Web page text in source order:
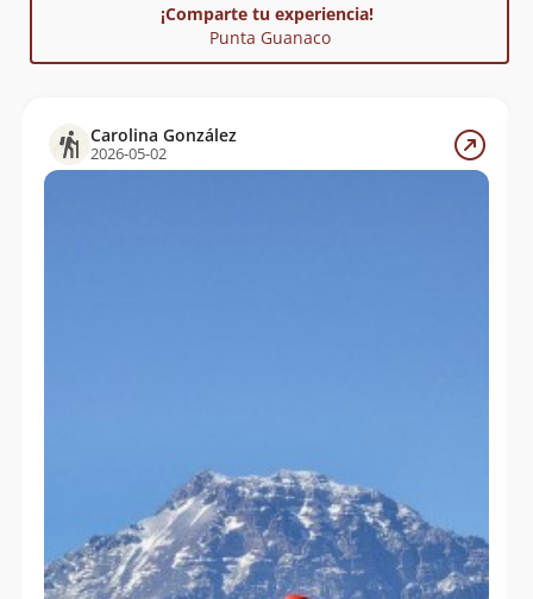
Nelson Vergara Triviño
02/08/14
Álvaro Vivanco
Rodrigo Morales
Erika Salgado , Pablo Chacon
16/07/09 Álvaro Vivanco
06/09/08 Álvaro Vivanco
¡Comparte tu experiencia!
Punta Guanaco
Carolina González
2026-05-02